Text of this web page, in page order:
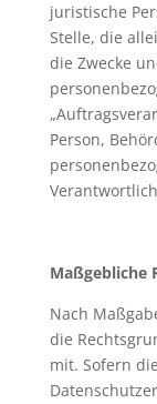
juristische
Stelle, die
die Zwecke
Person,
Maßgebliche
Nach
die
mit. Sofern